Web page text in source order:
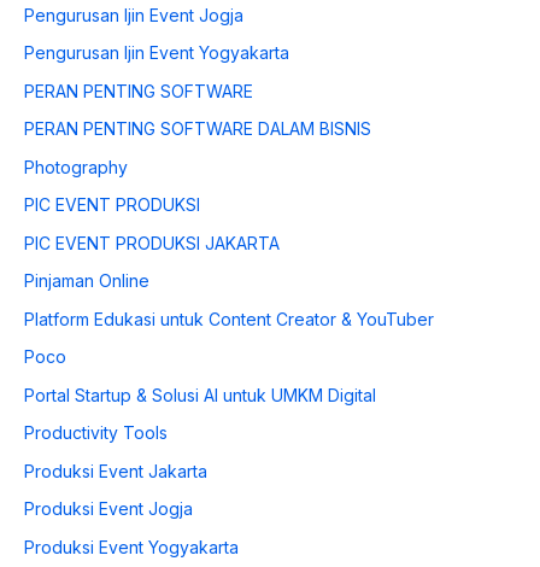
Pengurusan Ijin Event Jogja
Pengurusan Ijin Event Yogyakarta
PERAN PENTING SOFTWARE
PERAN PENTING SOFTWARE DALAM BISNIS
Photography
PIC EVENT PRODUKSI
PIC EVENT PRODUKSI JAKARTA
Pinjaman Online
Platform Edukasi untuk Content Creator & YouTuber
Poco
Portal Startup & Solusi AI untuk UMKM Digital
Productivity Tools
Produksi Event Jakarta
Produksi Event Jogja
Produksi Event Yogyakarta